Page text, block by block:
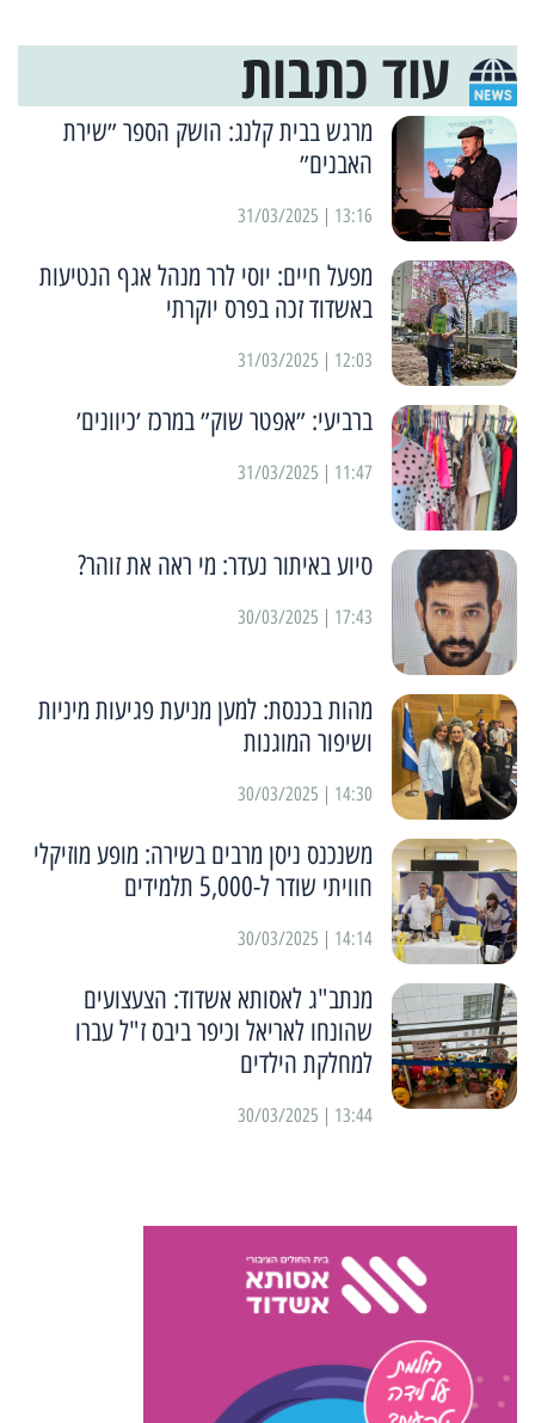
עוד כתבות
מרגש בבית קלנג: הושק הספר ״שירת
האבנים״
13:16 | 31/03/2025
מפעל חיים: יוסי לרר מנהל אגף הנטיעות
באשדוד זכה בפרס יוקרתי
12:03 | 31/03/2025
ברביעי: ״אפטר שוק״ במרכז ׳כיוונים׳
11:47 | 31/03/2025
סיוע באיתור נעדר: מי ראה את זוהר?
17:43 | 30/03/2025
מהות בכנסת: למען מניעת פגיעות מיניות
ושיפור המוגנות
14:30 | 30/03/2025
משנכנס ניסן מרבים בשירה: מופע מוזיקלי
חוויתי שודר ל-5,000 תלמידים
14:14 | 30/03/2025
מנתב"ג לאסותא אשדוד: הצעצועים
שהונחו לאריאל וכיפר ביבס ז"ל עברו
למחלקת הילדים
13:44 | 30/03/2025